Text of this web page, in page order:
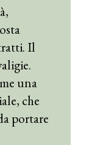
Il
una
che
portare